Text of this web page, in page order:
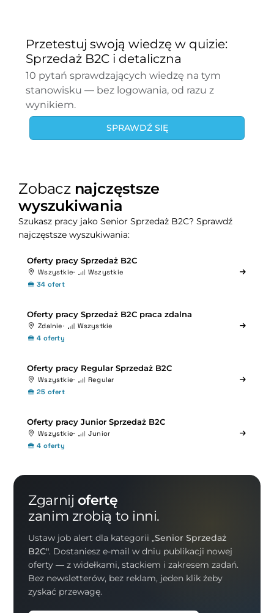
Przetestuj swoją wiedzę w quizie:
Sprzedaż B2C i detaliczna
10 pytań sprawdzających wiedzę na tym
stanowisku — bez logowania, od razu z
wynikiem.
SPRAWDŹ SIĘ
Zobacz najczęstsze
wyszukiwania
Szukasz pracy jako Senior Sprzedaż B2C? Sprawdź
najczęstsze wyszukiwania:
Oferty pracy Sprzedaż B2C
Wszystkie
Wszystkie
34 ofert
Oferty pracy Sprzedaż B2C praca zdalna
Zdalnie
Wszystkie
4 oferty
Oferty pracy Regular Sprzedaż B2C
Wszystkie
Regular
25 ofert
Oferty pracy Junior Sprzedaż B2C
Wszystkie
Junior
4 oferty
Zgarnij ofertę
zanim zrobią to inni.
Ustaw job alert dla kategorii„Senior Sprzedaż
B2C". Dostaniesz e-mail w dniu publikacji nowej
oferty — z widełkami, stackiem i zakresem zadań.
Bez newsletterów, bez reklam, jeden klik żeby
zyskać przewagę.